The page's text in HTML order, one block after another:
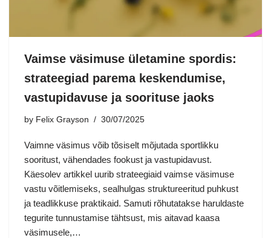
Vaimse väsimuse ületamine spordis:
strateegiad parema keskendumise,
vastupidavuse ja soorituse jaoks
by Felix Grayson 30/07/2025
Vaimne väsimus võib tõsiselt mõjutada sportlikku
sooritust, vähendades fookust ja vastupidavust.
Käesolev artikkel uurib strateegiaid vaimse väsimuse
vastu võitlemiseks, sealhulgas struktureeritud puhkust
ja teadlikkuse praktikaid. Samuti rõhutatakse haruldaste
tegurite tunnustamise tähtsust, mis aitavad kaasa
väsimusele,…